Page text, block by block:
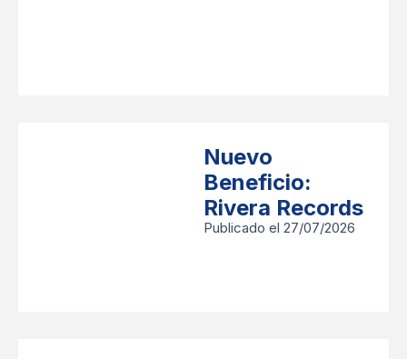
Nuevo
Beneficio:
Rivera Records
Publicado el 27/07/2026